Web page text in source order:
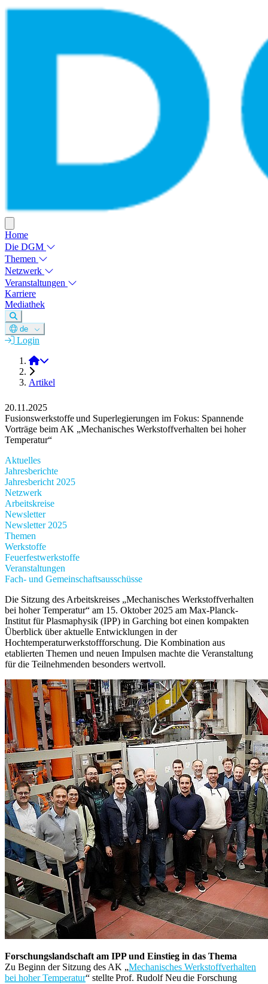
Home
Die DGM
Themen
Netzwerk
Veranstaltungen
Karriere
Mediathek
de
Login
DGM e.V.
Artikel
20.11.2025
Fusionswerkstoffe und Superlegierungen im Fokus: Spannende
Vorträge beim AK „Mechanisches Werkstoffverhalten bei hoher
Temperatur“
Aktuelles
Jahresberichte
Jahresbericht 2025
Netzwerk
Arbeitskreise
Newsletter
Newsletter 2025
Themen
Werkstoffe
Feuerfestwerkstoffe
Veranstaltungen
Fach- und Gemeinschaftsausschüsse
Die Sitzung des Arbeitskreises „Mechanisches Werkstoffverhalten
bei hoher Temperatur“ am 15. Oktober 2025 am Max-Planck-
Institut für Plasmaphysik (IPP) in Garching bot einen kompakten
Überblick über aktuelle Entwicklungen in der
Hochtemperaturwerkstoffforschung. Die Kombination aus
etablierten Themen und neuen Impulsen machte die Veranstaltung
für die Teilnehmenden besonders wertvoll.
Forschungslandschaft am IPP und Einstieg in das Thema
Zu Beginn der Sitzung des AK „Mechanisches Werkstoffverhalten
bei hoher Temperatur“ stellte Prof. Rudolf Neu die Forschung